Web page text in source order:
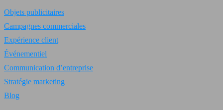
Objets publicitaires
Campagnes commerciales
Expérience client
Événementiel
Communication d’entreprise
Stratégie marketing
Blog